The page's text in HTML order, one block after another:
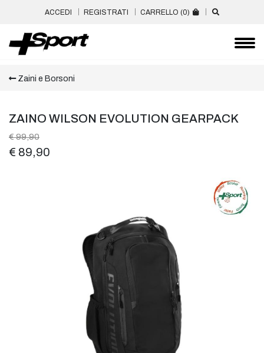
ACCEDI REGISTRATI CARRELLO (0)
Zaini e Borsoni
ZAINO WILSON EVOLUTION GEARPACK
€ 99,90
€ 89,90